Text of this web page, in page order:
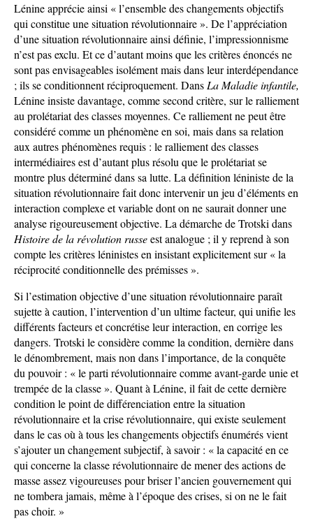
Lénine apprécie ainsi « l’ensemble des changements objectifs
qui constitue une situation révolutionnaire ». De l’appréciation
d’une situation révolutionnaire ainsi définie, l’impressionnisme
n’est pas exclu. Et ce d’autant moins que les critères énoncés ne
sont pas envisageables isolément mais dans leur interdépendance
; ils se conditionnent réciproquement. Dans La Maladie infantile,
Lénine insiste davantage, comme second critère, sur le ralliement
au prolétariat des classes moyennes. Ce ralliement ne peut être
considéré comme un phénomène en soi, mais dans sa relation
aux autres phénomènes requis : le ralliement des classes
intermédiaires est d’autant plus résolu que le prolétariat se
montre plus déterminé dans sa lutte. La définition léniniste de la
situation révolutionnaire fait donc intervenir un jeu d’éléments en
interaction complexe et variable dont on ne saurait donner une
analyse rigoureusement objective. La démarche de Trotski dans
Histoire de la révolution russeest analogue ; il y reprend à son
compte les critères léninistes en insistant explicitement sur « la
réciprocité conditionnelle des prémisses ».
Si l’estimation objective d’une situation révolutionnaire paraît
sujette à caution, l’intervention d’un ultime facteur, qui unifie les
différents facteurs et concrétise leur interaction, en corrige les
dangers. Trotski le considère comme la condition, dernière dans
le dénombrement, mais non dans l’importance, de la conquête
du pouvoir : « le parti révolutionnaire comme avant-garde unie et
trempée de la classe ». Quant à Lénine, il fait de cette dernière
condition le point de différenciation entre la situation
révolutionnaire et la crise révolutionnaire, qui existe seulement
dans le cas où à tous les changements objectifs énumérés vient
s’ajouter un changement subjectif, à savoir : « la capacité en ce
qui concerne la classe révolutionnaire de mener des actions de
masse assez vigoureuses pour briser l’ancien gouvernement qui
ne tombera jamais, même à l’époque des crises, si on ne le fait
pas choir. »